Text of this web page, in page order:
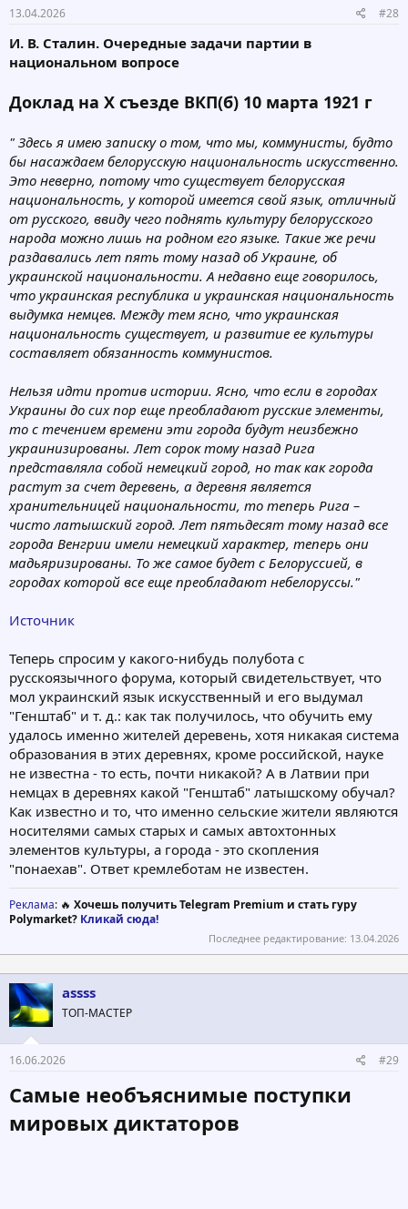
13.04.2026 #28
И. В. Сталин. Очередные задачи партии в
национальном вопросе
Доклад на X съезде ВКП(б) 10 марта 1921 г
" Здесь я имею записку о том, что мы, коммунисты, будто
бы насаждаем белорусскую национальность искусственно.
Это неверно, потому что существует белорусская
национальность, у которой имеется свой язык, отличный
от русского, ввиду чего поднять культуру белорусского
народа можно лишь на родном его языке. Такие же речи
раздавались лет пять тому назад об Украине, об
украинской национальности. А недавно еще говорилось,
что украинская республика и украинская национальность
выдумка немцев. Между тем ясно, что украинская
национальность существует, и развитие ее культуры
составляет обязанность коммунистов.
Нельзя идти против истории. Ясно, что если в городах
Украины до сих пор еще преобладают русские элементы,
то с течением времени эти города будут неизбежно
украинизированы. Лет сорок тому назад Рига
представляла собой немецкий город, но так как города
растут за счет деревень, а деревня является
хранительницей национальности, то теперь Рига –
чисто латышский город. Лет пятьдесят тому назад все
города Венгрии имели немецкий характер, теперь они
мадьяризированы. То же самое будет с Белоруссией, в
городах которой все еще преобладают небелоруссы."
Источник
Теперь спросим у какого-нибудь полубота с
русскоязычного форума, который свидетельствует, что
мол украинский язык искусственный и его выдумал
"Генштаб" и т. д.: как так получилось, что обучить ему
удалось именно жителей деревень, хотя никакая система
образования в этих деревнях, кроме российской, науке
не известна - то есть, почти никакой? А в Латвии при
немцах в деревнях какой "Генштаб" латышскому обучал?
Как известно и то, что именно сельские жители являются
носителями самых старых и самых автохтонных
элементов культуры, а города - это скопления
"понаехав". Ответ кремлеботам не известен.
Реклама: 🔥 Хочешь получить Telegram Premium и стать гуру
Polymarket? Кликай сюда!
Последнее редактирование: 13.04.2026
assss
ТОП-МАСТЕР
16.06.2026 #29
Самые необъяснимые поступки
мировых диктаторов